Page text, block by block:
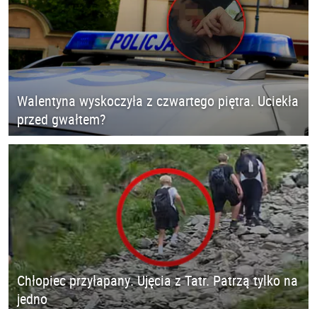
Walentyna wyskoczyła z czwartego piętra. Uciekła
przed gwałtem?
Chłopiec przyłapany. Ujęcia z Tatr. Patrzą tylko na
jedno